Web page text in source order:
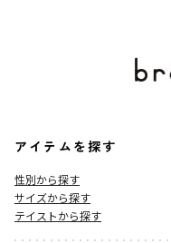
アイテムを探す
性別から探す
サイズから探す
テイストから探す